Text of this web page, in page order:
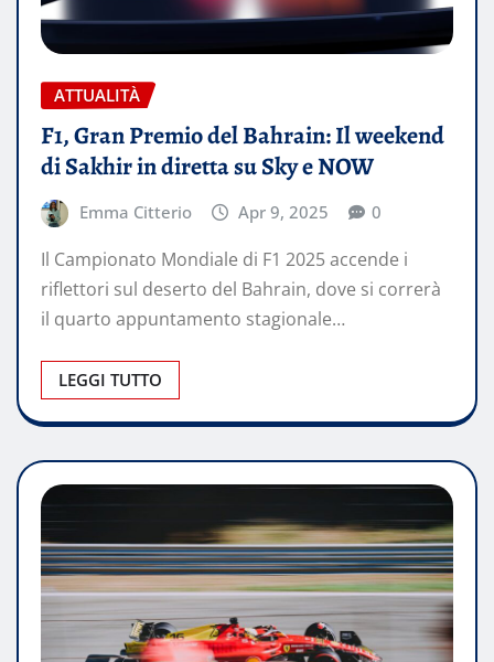
ATTUALITÀ
F1, Gran Premio del Bahrain: Il weekend
di Sakhir in diretta su Sky e NOW
Emma Citterio Apr 9, 2025 0
Il Campionato Mondiale di F1 2025 accende i
riflettori sul deserto del Bahrain, dove si correrà
il quarto appuntamento stagionale…
LEGGI TUTTO